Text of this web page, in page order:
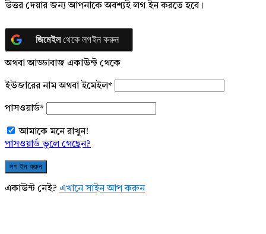
উত্তর দেয়ার জন্য আপনাকে অবশ্যই লগ ইন করতে হবে।
জিমেইলথেকে লগইন করুন
অথবা আড্ডাবাজ একাউন্ট থেকে
ইউজারের নাম অথবা ইমেইল*
পাসওয়ার্ড*
আমাকে মনে রাখুন!
পাসওয়ার্ড ভুলে গেছেন?
একাউন্ট নেই? এখানে সাইন আপ করুন